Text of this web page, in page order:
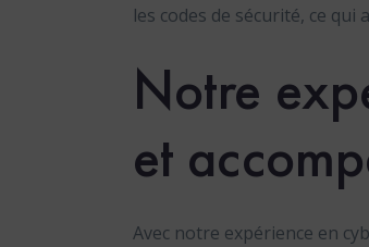
les codes de sécurité, ce
Notre
et
Avec notre expérience en